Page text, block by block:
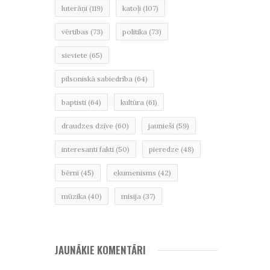
luterāņi (119) katoļi (107)
vērtības (73) politika (73)
sieviete (65)
pilsoniskā sabiedrība (64)
baptisti (64) kultūra (61)
draudzes dzīve (60) jaunieši (59)
interesanti fakti (50) pieredze (48)
bērni (45) ekumenisms (42)
mūzika (40) misija (37)
JAUNĀKIE KOMENTĀRI